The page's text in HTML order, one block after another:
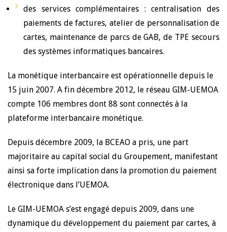
des services complémentaires : centralisation des
paiements de factures, atelier de personnalisation de
cartes, maintenance de parcs de GAB, de TPE secours
des systèmes informatiques bancaires.
La monétique interbancaire est opérationnelle depuis le
15 juin 2007. A fin décembre 2012, le réseau GIM-UEMOA
compte 106 membres dont 88 sont connectés à la
plateforme interbancaire monétique.
Depuis décembre 2009, la BCEAO a pris, une part
majoritaire au capital social du Groupement, manifestant
ainsi sa forte implication dans la promotion du paiement
électronique dans l’UEMOA.
Le GIM-UEMOA s’est engagé depuis 2009, dans une
dynamique du développement du paiement par cartes, à